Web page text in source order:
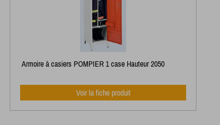
Armoire à casiers POMPIER 1 case Hauteur 2050
Voir la fiche produit